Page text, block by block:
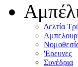
Δελτία
'Eρευνες
Συνέδρια